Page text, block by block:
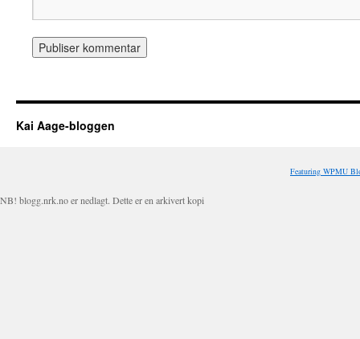
Kai Aage-bloggen
Featuring WPMU
NB! blogg.nrk.no er nedlagt. Dette er en arkivert kopi